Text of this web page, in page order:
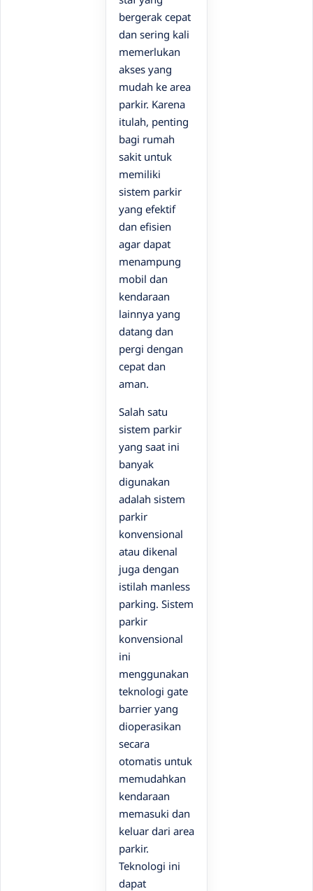
bergerak cepat
dan sering kali
memerlukan
akses yang
mudah ke area
parkir. Karena
itulah, penting
bagi rumah
sakit untuk
memiliki
sistem parkir
yang efektif
dan efisien
agar dapat
menampung
mobil dan
kendaraan
lainnya yang
datang dan
pergi dengan
cepat dan
aman.
Salah satu
sistem parkir
yang saat ini
banyak
digunakan
adalah sistem
parkir
konvensional
atau dikenal
juga dengan
istilah manless
parking. Sistem
parkir
konvensional
ini
menggunakan
teknologi gate
barrier yang
dioperasikan
secara
otomatis untuk
memudahkan
kendaraan
memasuki dan
keluar dari area
parkir.
Teknologi ini
dapat